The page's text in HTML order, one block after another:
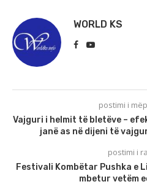
WORLD KS
postimi i
Vajguri i helmit të bletëve –
janë as në dijeni të
postimi i
Festivali Kombëtar Pushka e
mbetur vetëm